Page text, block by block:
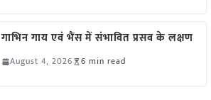
गाभिन गाय एवं भैंस में संभावित प्रसव के लक्षण
August 4, 2026 6 min read